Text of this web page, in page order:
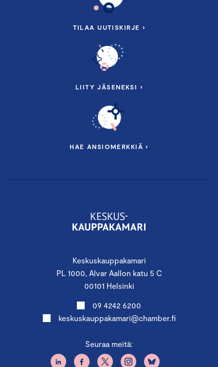
Keskuskauppakamari
PL 1000, Alvar Aallon katu 5 C
00101 Helsinki
09 4242 6200
keskuskauppakamari@chamber.fi
Seuraa meitä:
TILAA UUTISKIRJE ›
LIITY JÄSENEKSI ›
HAE ANSIOMERKKIÄ ›